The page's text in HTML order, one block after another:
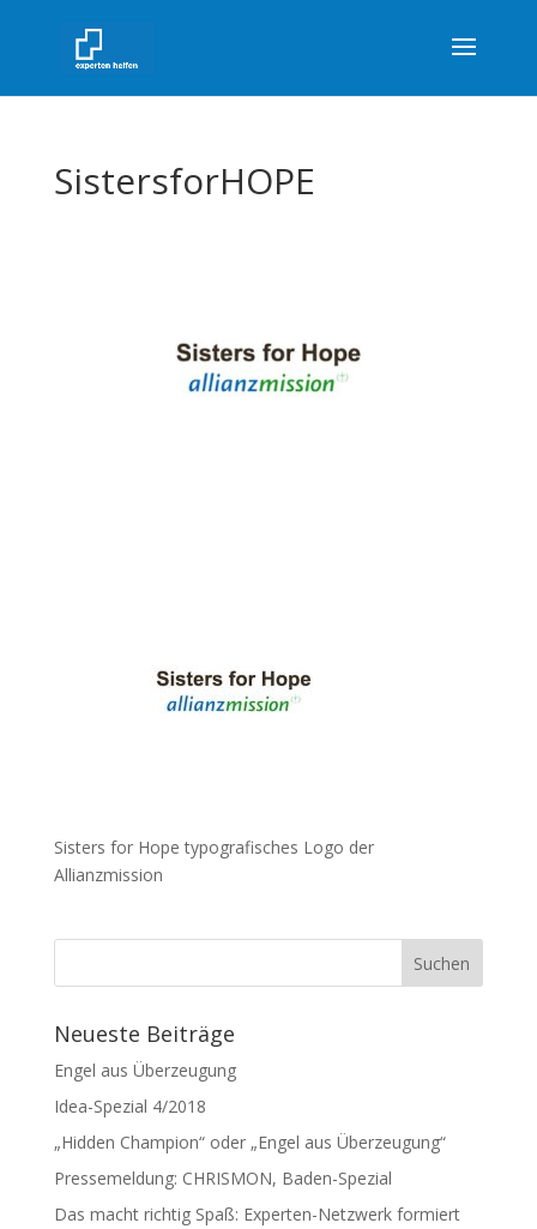
SistersforHOPE
Sisters for Hope typografisches Logo der
Allianzmission
Neueste Beiträge
Engel aus Überzeugung
Idea-Spezial 4/2018
„Hidden Champion“ oder „Engel aus Überzeugung“
Pressemeldung: CHRISMON, Baden-Spezial
Das macht richtig Spaß: Experten-Netzwerk formiert